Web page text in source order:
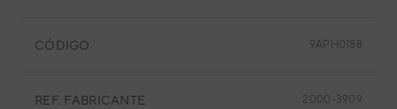
CÓDIGO 9APH0188
REF. FABRICANTE 2000-3909